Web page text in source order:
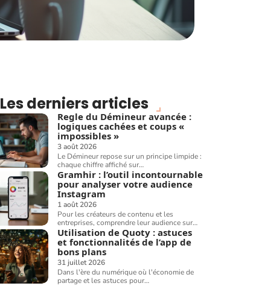
Les derniers articles
Regle du Démineur avancée :
logiques cachées et coups «
impossibles »
3 août 2026
Le Démineur repose sur un principe limpide :
chaque chiffre affiché sur…
Gramhir : l’outil incontournable
pour analyser votre audience
Instagram
1 août 2026
Pour les créateurs de contenu et les
entreprises, comprendre leur audience sur…
Utilisation de Quoty : astuces
et fonctionnalités de l’app de
bons plans
31 juillet 2026
Dans l'ère du numérique où l'économie de
partage et les astuces pour…